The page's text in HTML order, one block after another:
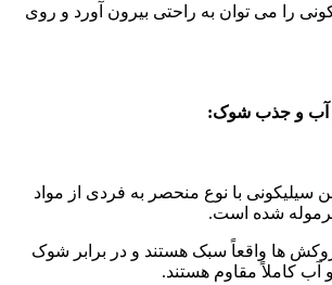
را می توان به راحتی بیرون آورد و روی
آب و جذب شوک:
سیلیکونی با نوع منحصر به فردی از مواد
شده است.
روکش ها واقعاً سبک هستند و در برابر شوک
آب کاملاً مقاوم هستند.